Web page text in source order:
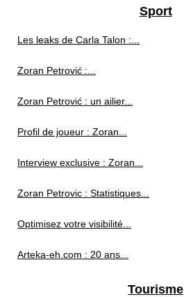
Sport
Les leaks de Carla Talon :...
Zoran Petrović :...
Zoran Petrović : un ailier...
Profil de joueur : Zoran...
Interview exclusive : Zoran...
Zoran Petrovic : Statistiques...
Optimisez votre visibilité...
Arteka-eh.com : 20 ans...
Tourisme